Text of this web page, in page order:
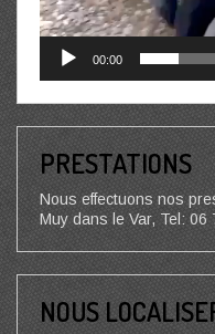
00:00
PRESTATIONS
Nous effectuons nos
Muy dans le Var, Tel: 06
NOUS